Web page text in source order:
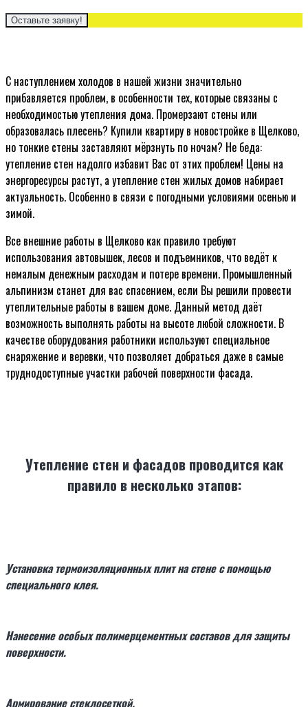
Оставьте заявку!
С наступлением холодов в нашей жизни значительно
прибавляется проблем, в особенности тех, которые связаны с
необходимостью утепления дома. Промерзают стены или
образовалась плесень? Купили квартиру в новостройке в Щелково,
но тонкие стены заставляют мёрзнуть по ночам? Не беда:
утепление стен надолго избавит Вас от этих проблем! Цены на
энергоресурсы растут, а утепление стен жилых домов набирает
актуальность. Особенно в связи с погодными условиями осенью и
зимой.
Все внешние работы в Щелково как правило требуют
использования автовышек, лесов и подъемников, что ведёт к
немалым денежным расходам и потере времени. Промышленный
альпинизм станет для вас спасением, если Вы решили провести
утеплительные работы в вашем доме. Данный метод даёт
возможность выполнять работы на высоте любой сложности. В
качестве оборудования работники используют специальное
снаряжение и веревки, что позволяет добраться даже в самые
труднодоступные участки рабочей поверхности фасада.
Утепление стен и фасадов проводится как
правило в несколько этапов:
Установка термоизоляционных плит на стене с помощью
специального клея.
Нанесение особых полимерцементных составов для защиты
поверхности.
Армирование стеклосеткой.